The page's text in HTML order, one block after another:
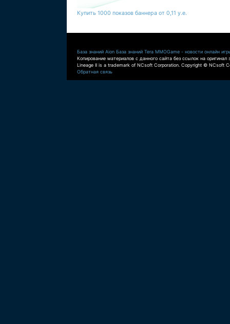
Купить 1000 показов баннера от 0,11 у.е.
База знаний Aion База знаний Tera MMOGame - новости онлайн
Копирование материалов с данного сайта без ссылок на оригинал
Lineage II is a trademark of NCsoft Corporation. Copyright © NCsoft
Обратная связь